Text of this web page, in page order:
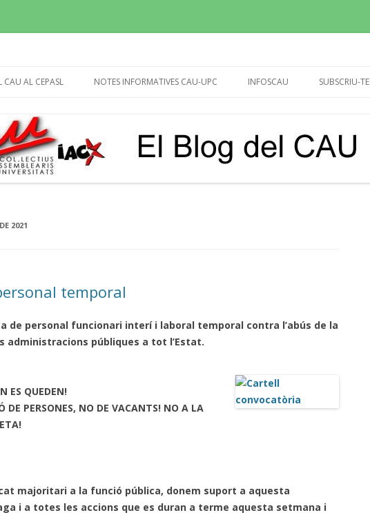
CAU AL CEPASL NOTES INFORMATIVES CAU-UPC
UTG’S
BIBLIOTEQUES
PROPOSTA D’ACORD PER
CALENDARI LABORAL 2018 I
PAGUES 2013-14
PSICOSOCIALS.
INFOSCAU
INFOCAU 10 NOVEMB.2015
SUBSCRIU-TE
2021
temporal
de personal funcionari interí i laboral temporal contra l’abús de la
administracions públiques a tot l’Estat.
ES QUEDEN!
DE PERSONES, NO DE VACANTS! NO A LA
majoritari a la funció pública, donem suport a aquesta
i a totes les accions que es duran a terme aquesta setmana i